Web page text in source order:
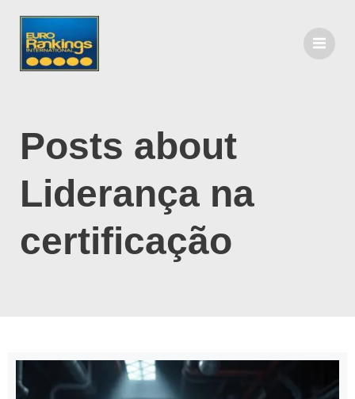
Posts about
Liderança na
certificação